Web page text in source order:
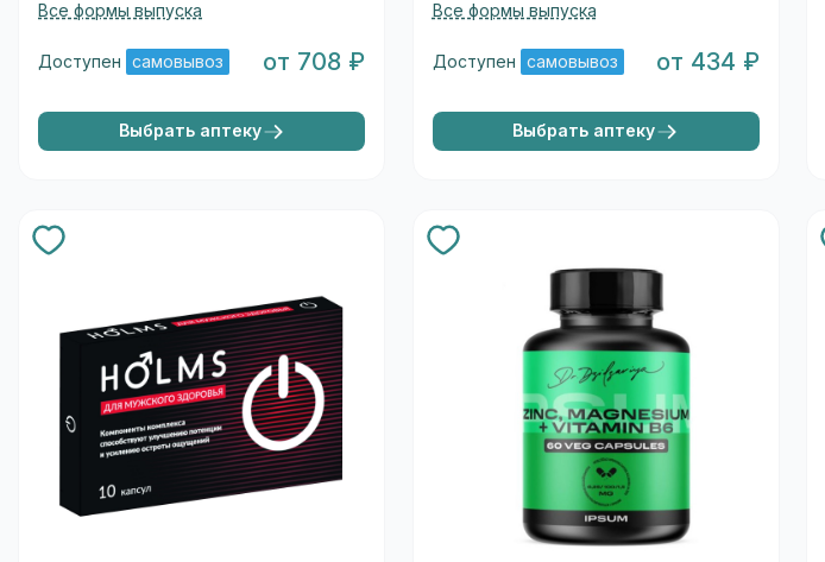
Все формы выпуска
Доступен самовывоз от 708 ₽
Выбрать аптеку
Все формы выпуска
Доступен самовывоз от 434 ₽
Выбрать аптеку